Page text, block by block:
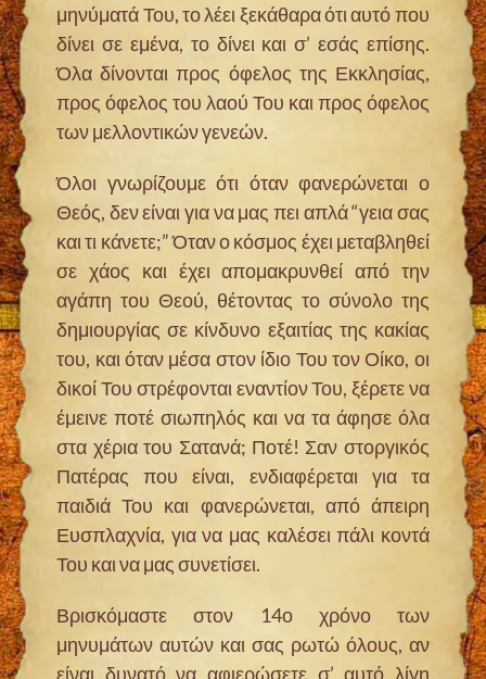
μηνύματά Του, το λέει ξεκάθαρα ότι αυτό που
δίνει σε εμένα, το δίνει και σ’ εσάς επίσης.
Όλα δίνονται προς όφελος της Εκκλησίας,
προς όφελος του λαού Του και προς όφελος
των μελλοντικών γενεών.
Όλοι γνωρίζουμε ότι όταν φανερώνεται ο
Θεός, δεν είναι για να μας πει απλά “γεια σας
και τι κάνετε;” Όταν ο κόσμος έχει μεταβληθεί
σε χάος και έχει απομακρυνθεί από την
αγάπη του Θεού, θέτοντας το σύνολο της
δημιουργίας σε κίνδυνο εξαιτίας της κακίας
του, και όταν μέσα στον ίδιο Του τον Οίκο, οι
δικοί Του στρέφονται εναντίον Του, ξέρετε να
έμεινε ποτέ σιωπηλός και να τα άφησε όλα
στα χέρια του Σατανά; Ποτέ! Σαν στοργικός
Πατέρας που είναι, ενδιαφέρεται για τα
παιδιά Του και φανερώνεται, από άπειρη
Ευσπλαχνία, για να μας καλέσει πάλι κοντά
Του και να μας συνετίσει.
Βρισκόμαστε στον 14ο χρόνο των
μηνυμάτων αυτών και σας ρωτώ όλους, αν
είναι δυνατό να αφιερώσετε σ’ αυτό λίγη